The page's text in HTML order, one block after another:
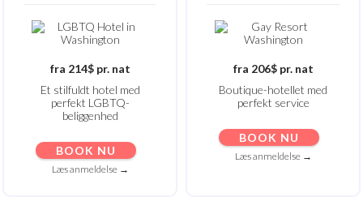
fra 214$ pr. nat
Et stilfuldt hotel med
perfekt LGBTQ-
beliggenhed
BOOK NU
Læs anmeldelse →
fra 206$ pr. nat
Boutique-hotellet med
perfekt service
BOOK NU
Læs anmeldelse →